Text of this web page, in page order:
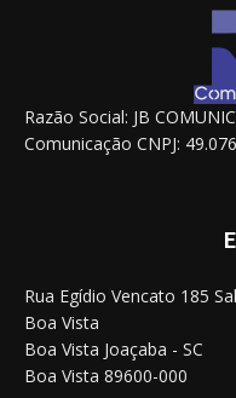
Razão Social: JB
Comunicação CNPJ:
Rua Egídio Vencato 185
Boa Vista
Boa Vista Joaçaba - SC
Boa Vista 89600-000